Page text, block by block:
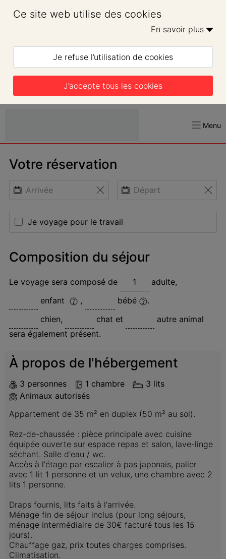
Ce site web utilise des cookies
En savoir plus
Je refuse l’utilisation de cookies
J’accepte tous les cookies
Menu
Votre réservation
Je voyage pour le travail
Composition du séjour
Le voyage sera composé de adulte,
enfant
, bébé
.
chien, chat et
autre animal
sera également présent.
À propos de l'hébergement
3 personnes 1 chambre
3 lits
Animaux autorisés
Appartement de 35 m² en duplex (50 m² au sol).
Rez-de-chaussée : pièce principale avec cuisine
équipée ouverte sur espace repas et salon, lave-linge
séchant. Salle d'eau / wc.
Accès à l'étage par escalier à pas japonais, palier
avec 1 lit 1 personne et un velux, une chambre avec 2
lits 1 personne.
Draps fournis, lits faits à l'arrivée.
Ménage fin de séjour inclus (pour long séjours,
ménage intermédiaire de 30€ facturé tous les 15
jours).
Chauffage gaz, prix toutes charges comprises.
Climatisation.